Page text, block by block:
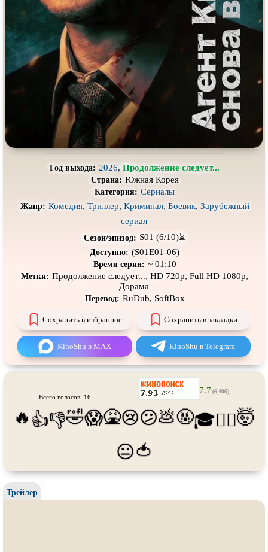
Про ведьм Про викингов
Про выживание Про гангстеров
Про гонки
Про динозавров Про драконов
Про животных Про зомби
Про инопланетян
Про корабли и подводные
Про космос
Про маньяков исерийных
Про мафию
Про пиратов
Про подростков Про путешествияво времени
Про рыцарей
Про супергероев
Про танцы
Про хакеров Про хоккей ифигурное
катание
Про шпионов
Про Юристов иАдвокатов
Режиссёрская версия
Роуд-муви Сверхспособности
Ситком Слэшер
Чёрная комедия
Год выхода: 2026, Продолжение следует...
Страна: Южная Корея
Категория: Сериалы
Жанр: Комедия, Триллер, Криминал, Боевик, Зарубежный
сериал
Сезон/эпизод: S01 (6/10)⌛
Доступно: (S01E01-06)
Время серии: ~ 01:10
Метки: Продолжение следует..., HD 720p, Full HD 1080p,
Дорама
Перевод: RuDub, SoftBox
Сохранить в избранное Сохранить в закладки
KinoShu в MAX KinoShu в Telegram
Всего голосов: 16
7.7 (6,406)
🔥 👍👎🤣😱🤮😢😕💩🤬🎓😵‍💫🤯
😐🍅
Трейлер